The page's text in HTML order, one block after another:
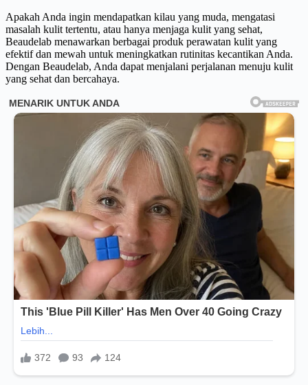
Apakah Anda ingin mendapatkan kilau yang muda, mengatasi
masalah kulit tertentu, atau hanya menjaga kulit yang sehat,
Beaudelab menawarkan berbagai produk perawatan kulit yang
efektif dan mewah untuk meningkatkan rutinitas kecantikan Anda.
Dengan Beaudelab, Anda dapat menjalani perjalanan menuju kulit
yang sehat dan bercahaya.